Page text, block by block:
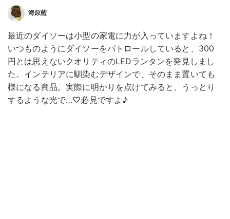
海原藍
最近のダイソーは小型の家電に力が入っていますよね！
いつものようにダイソーをパトロールしていると、300
円とは思えないクオリティのLEDランタンを発見しまし
た。インテリアに馴染むデザインで、そのまま置いても
様になる商品。実際に明かりを点けてみると、うっとり
するような光で…♡必見ですよ♪